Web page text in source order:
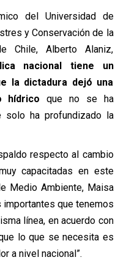
del Universidad de
y Conservación de la
Chile, Alberto Alaniz,
nacional tiene un
la dictadura dejó una
hídricoque no se ha
solo ha profundizado la
respecto al cambio
capacitadas en este
Medio Ambiente, Maisa
importantes que tenemos
línea, en acuerdo con
lo que se necesita es
a nivel nacional”.